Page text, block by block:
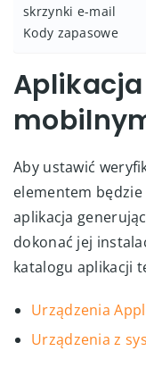
skrzynki e-mail
Kody zapasowe
Aby ustawić
elementem
aplikacja
dokonać jej
katalogu aplikacji
Urządzenia
Urządzenia z